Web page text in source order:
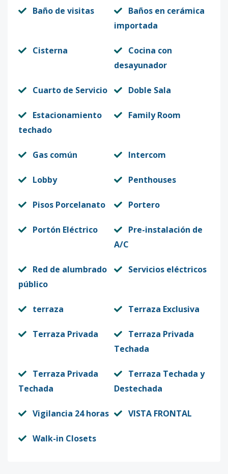
Baño de visitas
Baños en cerámica
importada
Cisterna
Cocina con
desayunador
Cuarto de Servicio Doble Sala
Estacionamiento
techado
Family Room
Gas común Intercom
Lobby Penthouses
Pisos Porcelanato Portero
Portón Eléctrico
Pre-instalación de
A/C
Red de alumbrado
público
Servicios eléctricos
terraza Terraza Exclusiva
Terraza Privada
Terraza Privada
Techada
Terraza Privada
Techada
Terraza Techada y
Destechada
Vigilancia 24 horas VISTA FRONTAL
Walk-in Closets